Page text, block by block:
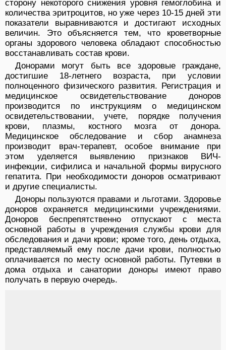
сторону некоторого снижения уровня гемоглобина и
количества эритроцитов, но уже через 10-15 дней эти
показатели выравниваются и достигают исходных
величин. Это объясняется тем, что кроветворные
органы здорового человека обладают способностью
восстанавливать состав крови.
Донорами могут быть все здоровые граждане,
достигшие 18-летнего возраста, при условии
полноценного физического развития. Регистрация и
медицинское освидетельствование доноров
производится по инструкциям о медицинском
освидетельствовании, учете, порядке получения
крови, плазмы, костного мозга от донора.
Медицинское обследование и сбор анамнеза
производит врач-терапевт, особое внимание при
этом уделяется выявлению признаков ВИЧ-
инфекции, сифилиса и начальной формы вирусного
гепатита. При необходимости доноров осматривают
и другие специалисты.
Доноры пользуются правами и льготами. Здоровье
доноров охраняется медицинскими учреждениями.
Доноров беспрепятственно отпускают с места
основной работы в учреждения службы крови для
обследования и дачи крови; кроме того, день отдыха,
представляемый ему после дачи крови, полностью
оплачивается по месту основной работы. Путевки в
дома отдыха и санатории доноры имеют право
получать в первую очередь.